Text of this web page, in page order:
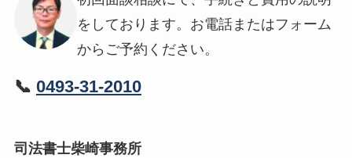
をしております。お電話またはフォーム
からご予約ください。
📞 0493-31-2010
司法書士柴崎事務所